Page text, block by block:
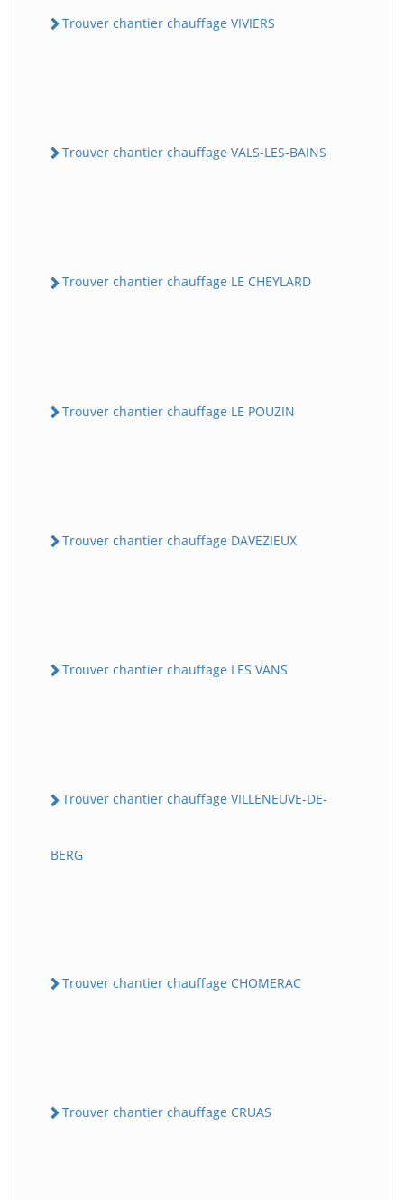
Trouver chantier chauffage VIVIERS
Trouver chantier chauffage VALS-LES-BAINS
Trouver chantier chauffage LE CHEYLARD
Trouver chantier chauffage LE POUZIN
Trouver chantier chauffage DAVEZIEUX
Trouver chantier chauffage LES VANS
Trouver chantier chauffage VILLENEUVE-DE-
BERG
Trouver chantier chauffage CHOMERAC
Trouver chantier chauffage CRUAS